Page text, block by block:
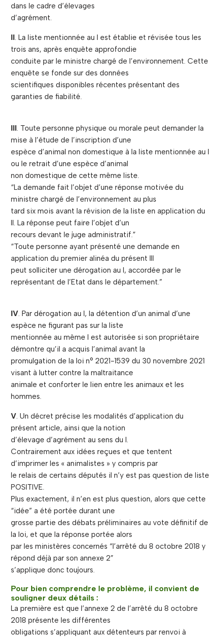
dans le cadre d’élevages
d’agrément.
. La liste mentionnée au I est établie et révisée tous les
trois ans, après enquête approfondie
conduite par le ministre chargé de l’environnement. Cette
enquête se fonde sur des données
scientifiques disponibles récentes présentant des
garanties de fiabilité.
. Toute personne physique ou morale peut demander la
mise à l’étude de l’inscription d’une
espèce d’animal non domestique à la liste mentionnée au I
ou le retrait d’une espèce d’animal
non domestique de cette même liste.
“La demande fait l’objet d’une réponse motivée du
ministre chargé de l’environnement au plus
tard six mois avant la révision de la liste en application du
II. La réponse peut faire l’objet d’un
recours devant le juge administratif.”
“Toute personne ayant présenté une demande en
application du premier alinéa du présent III
peut solliciter une dérogation au I, accordée par le
représentant de l’Etat dans le département.”
IV. Par dérogation au I, la détention d’un animal d’une
espèce ne figurant pas sur la liste
mentionnée au même I est autorisée si son propriétaire
démontre qu’il a acquis l’animal avant la
promulgation de la loi n° 2021-1539 du 30 novembre 2021
visant à lutter contre la maltraitance
animale et conforter le lien entre les animaux et les
hommes.
V. Un décret précise les modalités d’application du
présent article, ainsi que la notion
d’élevage d’agrément au sens du I.
Contrairement aux idées reçues et que tentent
d’imprimer les « animalistes » y compris par
le relais de certains députés il n’y est pas question de liste
POSITIVE.
Plus exactement, il n’en est plus question, alors que cette
“idée” a été portée durant une
grosse partie des débats préliminaires au vote définitif de
la loi, et que la réponse portée alors
par les ministères concernés “l’arrêté du 8 octobre 2018 y
répond déjà par son annexe 2”
s’applique donc toujours.
Pour bien comprendre le problème, il convient de
souligner deux détails :
La première est que l’annexe 2 de l’arrêté du 8 octobre
2018 présente les différentes
obligations s’appliquant aux détenteurs par renvoi à